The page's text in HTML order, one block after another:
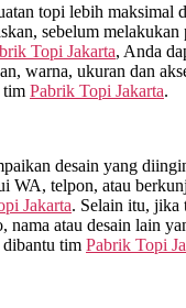
topi lebih maksimal
sebelum melakukan
Topi Jakarta, Anda
warna, ukuran dan
tim Pabrik Topi Jakarta.
desain yang
WA, telpon, atau
Jakarta. Selain itu, jika
nama atau desain lain
dibantu tim Pabrik Topi